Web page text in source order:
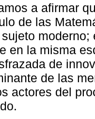
a afirmar
de las
en la misma
de
de las
actores del